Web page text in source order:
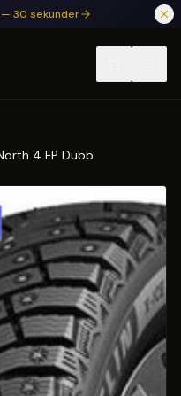
30 sekunder
4 FP Dubb